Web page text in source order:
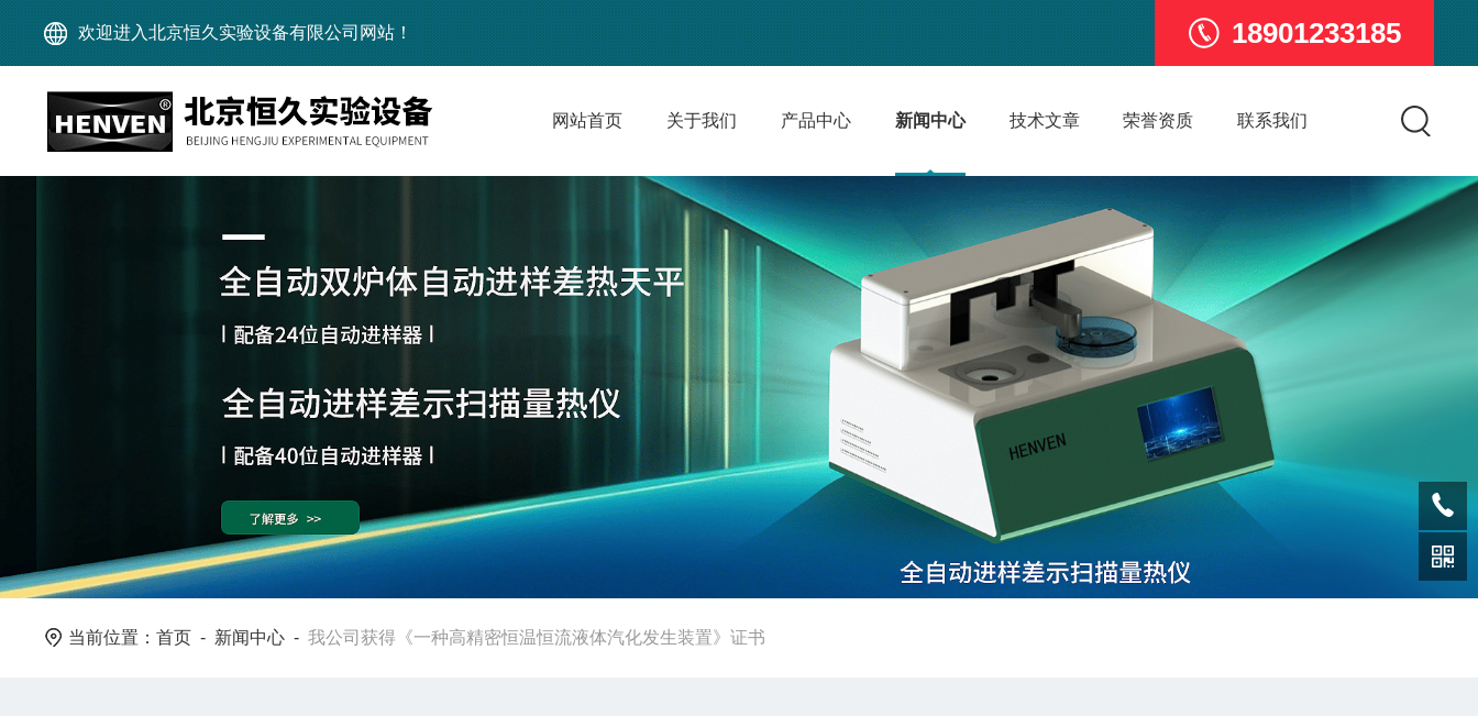
欢迎进入北京恒久实验设备有限公司网站！ 18901233185
网站首页 关于我们 产品中心 新闻中心 技术文章 荣誉资质 联系我们
当前位置：首页 - 新闻中心 -我公司获得《一种高精密恒温恒流液体汽化发生装置》证书